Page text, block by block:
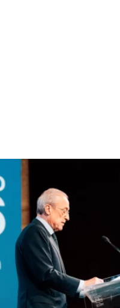
a renforcé le
anticipées
de sa présidence,
de court en
Une décision qui